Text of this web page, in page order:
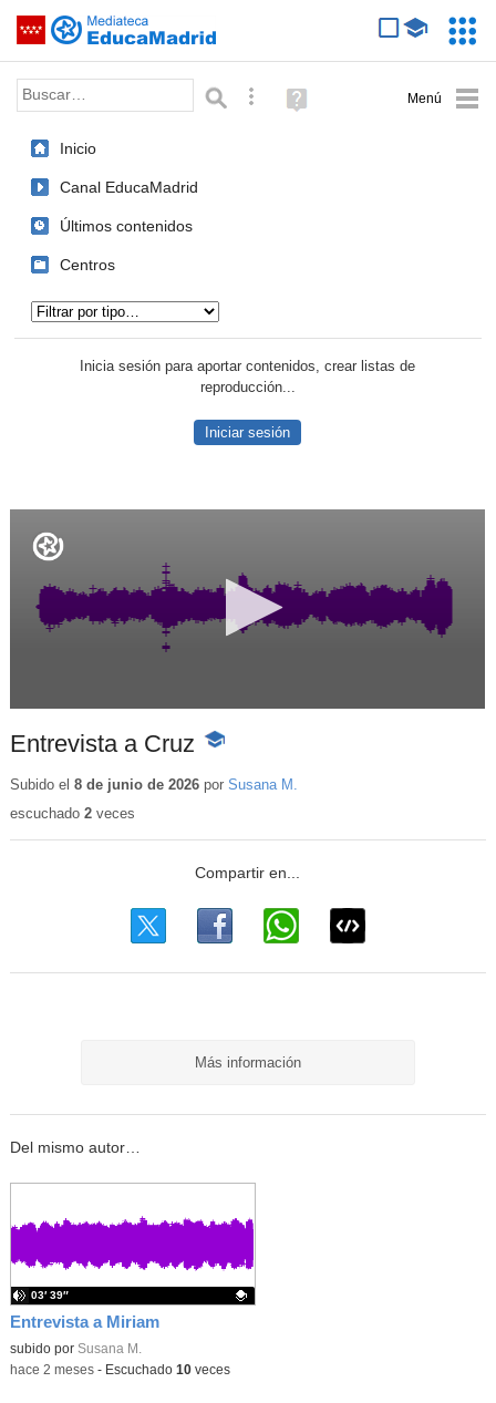
Saltar navegación
Palabra o frase: Búsqueda avanzada
Ayuda
(en
Inicio
Canal EducaMadrid
Últimos contenidos
Centros
Inicia sesión para aportar contenidos, crear listas de
reproducción...
Iniciar sesión
Entrevista a Cruz
-
educativo
Subido el 8 de junio de 2026por Susana M.
escuchado 2veces
Más información
Del mismo autor…
Entrevista a Miriam
Contenido educativo.
subido por Susana M.
03′ 39″
-hace 2 meses- Escuchado 10veces